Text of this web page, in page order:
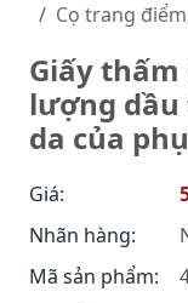
Cọ trang
Giấy thấm
lượng
da của
Giá:
Nhãn hàng:
Mã sản phẩm: